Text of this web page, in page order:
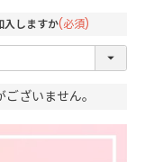
入しますか(必須)
ざいません。